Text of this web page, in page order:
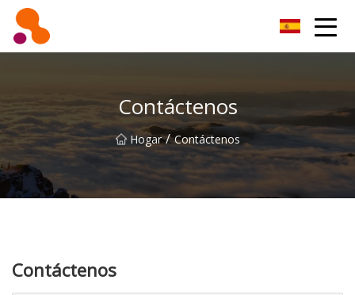
Contáctenos
Hogar / Contáctenos
Contáctenos